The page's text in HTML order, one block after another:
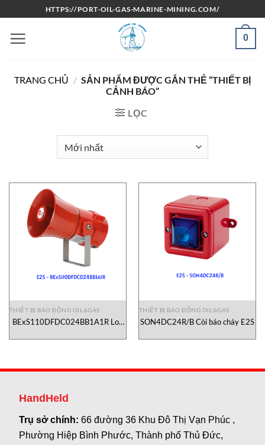
qua
nội
HTTPS://PORT-OIL-GAS-MARINE-MINING.COM/
0
TRANG CHỦ / SẢN PHẨM ĐƯỢC GẮN THẺ “THIẾT BỊ
CẢNH BÁO”
LỌC
THIẾT BỊ BÁO ĐỘNG OIL&GAS
BExS110DFDC024BB1A1R Loa
THIẾT BỊ BÁO ĐỘNG OIL&GAS
SON4DC24R/B Còi báo cháy E2S
HandHeld
Trụ sở chính:66 đường 36 Khu Đô Thị Vạn Phúc ,
Phường Hiệp Bình Phước, Thành phố Thủ Đức,